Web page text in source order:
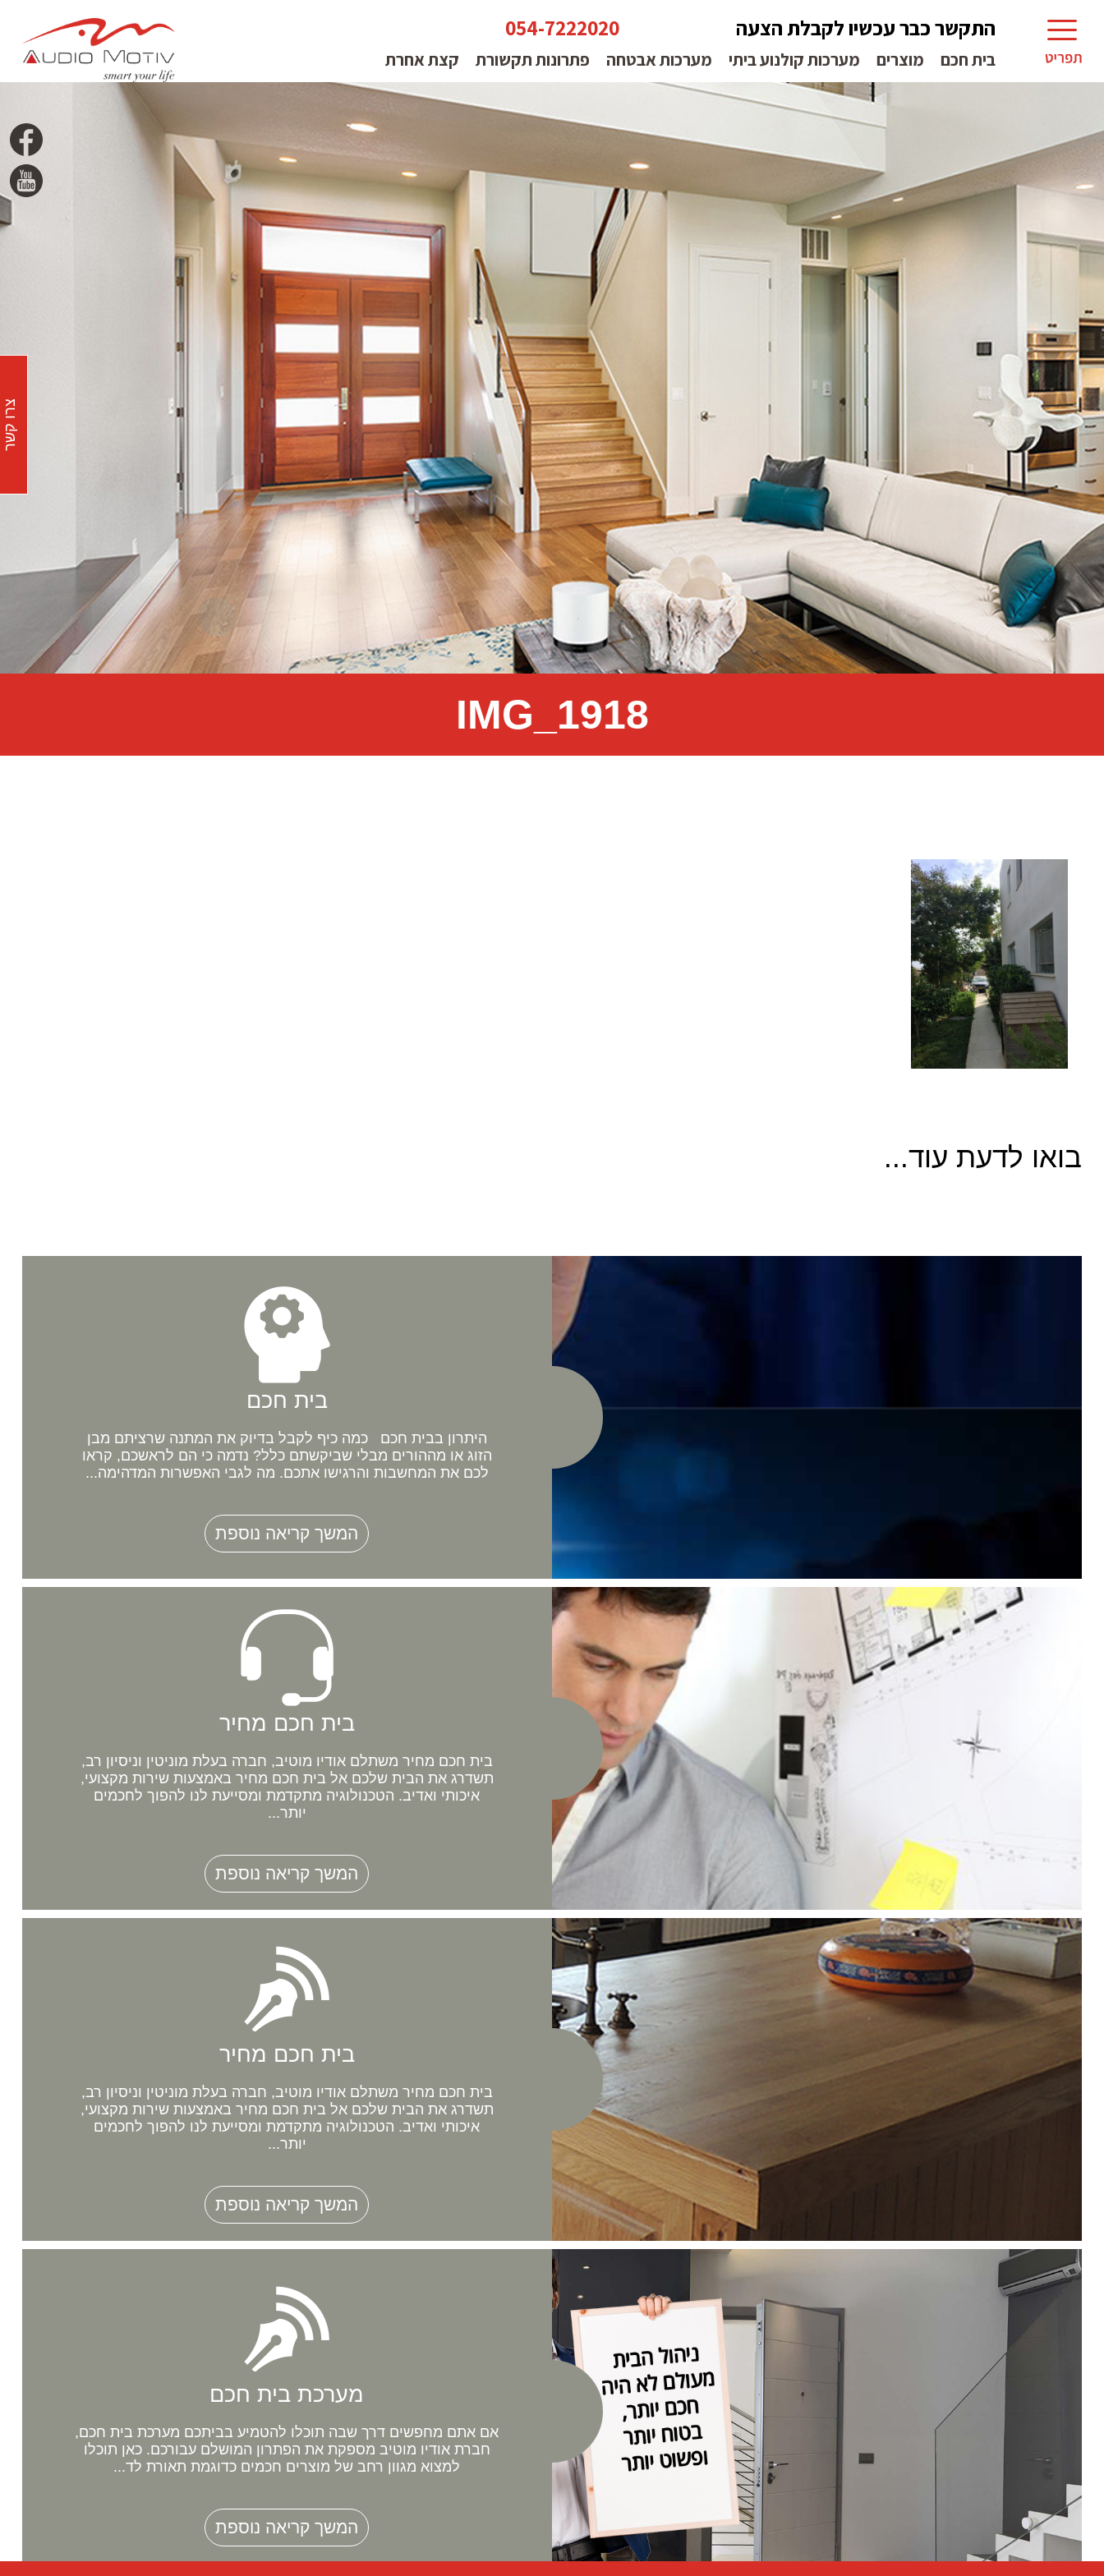
התקשר כבר עכשיו לקבלת הצעה 054-7222020
בית חכם מוצרים מערכות קולנוע ביתי מערכות אבטחה פתרונות תקשורת קצת אחרת
IMG_1918
בואו לדעת עוד...
בית חכם
היתרון בבית חכם כמה כיף לקבל בדיוק את המתנה שרציתם מבן
הזוג או מההורים מבלי שביקשתם כלל? נדמה כי הם לראשכם, קראו
לכם את המחשבות והרגישו אתכם. מה לגבי האפשרות המדהימה...
המשך קריאה נוספת
בית חכם מחיר
בית חכם מחיר משתלם אודיו מוטיב, חברה בעלת מוניטין וניסיון רב,
תשדרג את הבית שלכם אל בית חכם מחיר באמצעות שירות מקצועי,
איכותי ואדיב. הטכנולוגיה מתקדמת ומסייעת לנו להפוך לחכמים
יותר...
המשך קריאה נוספת
בית חכם מחיר
בית חכם מחיר משתלם אודיו מוטיב, חברה בעלת מוניטין וניסיון רב,
תשדרג את הבית שלכם אל בית חכם מחיר באמצעות שירות מקצועי,
איכותי ואדיב. הטכנולוגיה מתקדמת ומסייעת לנו להפוך לחכמים
יותר...
המשך קריאה נוספת
מערכת בית חכם
אם אתם מחפשים דרך שבה תוכלו להטמיע בביתכם מערכת בית חכם,
חברת אודיו מוטיב מספקת את הפתרון המושלם עבורכם. כאן תוכלו
למצוא מגוון רחב של מוצרים חכמים כדוגמת תאורת לד...
המשך קריאה נוספת
צרו קשר